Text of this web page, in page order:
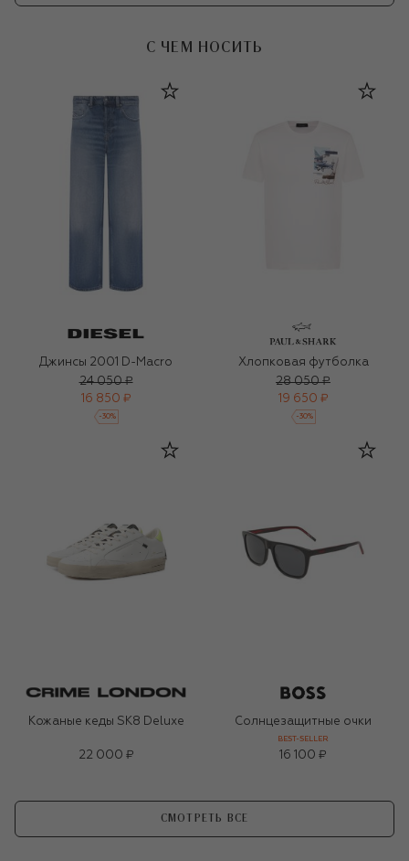
С ЧЕМ НОСИТЬ
Джинсы 2001 D-Macro
24 050 ₽
16 850 ₽
-30%
Хлопковая футболка
28 050 ₽
19 650 ₽
-30%
Кожаные кеды SK8 Deluxe
22 000 ₽
Солнцезащитные очки
BEST-SELLER
16 100 ₽
СМОТРЕТЬ ВСЕ